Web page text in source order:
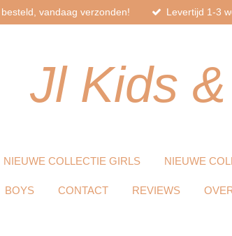
vandaag verzonden! Levertijd 1-3
JlKids
NIEUWE COLLECTIE GIRLS NIEUWE
BOYS CONTACT REVIEWS